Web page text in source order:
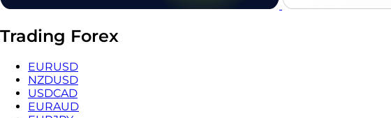
Trading Forex
EURUSD
NZDUSD
USDCAD
EURAUD